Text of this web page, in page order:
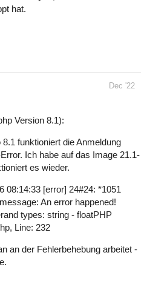
hat.
Dec '22
Version 8.1):
funktioniert die Anmeldung
Ich habe auf das Image 21.1-
es wieder.
08:14:33 [error] 24#24: *1051
An error happened!
types: string - floatPHP
Line: 232
an der Fehlerbehebung arbeitet -